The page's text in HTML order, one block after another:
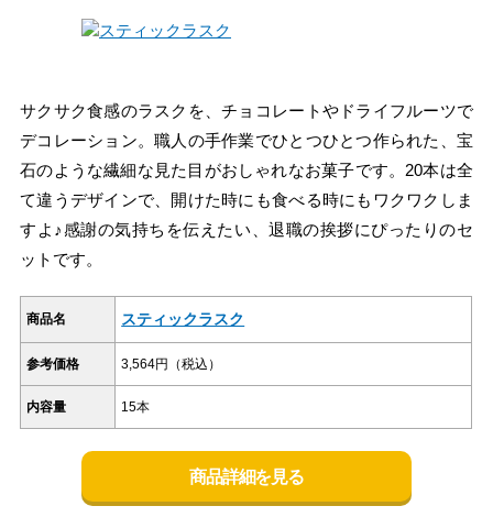
サクサク食感のラスクを、チョコレートやドライフルーツで
デコレーション。職人の手作業でひとつひとつ作られた、宝
石のような繊細な見た目がおしゃれなお菓子です。20本は全
て違うデザインで、開けた時にも食べる時にもワクワクしま
すよ♪感謝の気持ちを伝えたい、退職の挨拶にぴったりのセ
ットです。
商品名 スティックラスク
参考価格 3,564円（税込）
内容量 15本
商品詳細を見る